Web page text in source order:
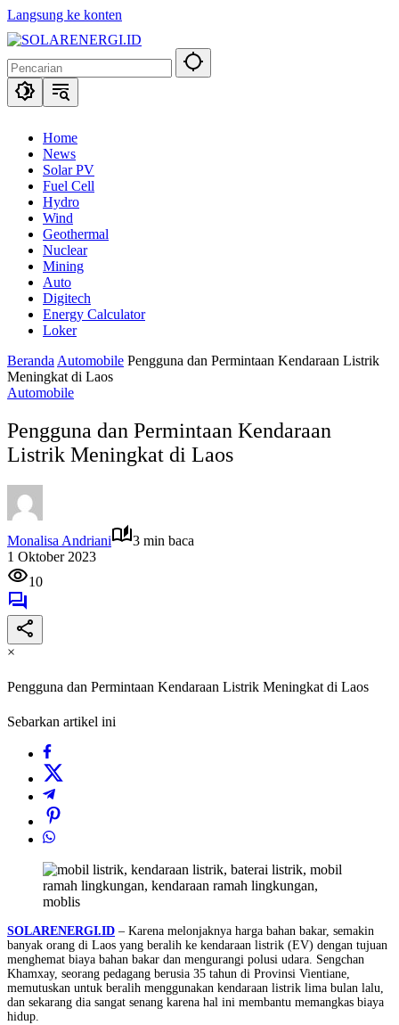
Langsung ke konten
Home
News
Solar PV
Fuel Cell
Hydro
Wind
Geothermal
Nuclear
Mining
Auto
Digitech
Energy Calculator
Loker
Beranda Automobile Pengguna dan Permintaan Kendaraan Listrik
Meningkat di Laos
Automobile
Pengguna dan Permintaan Kendaraan
Listrik Meningkat di Laos
Monalisa Andriani
3 min baca
1 Oktober 2023
10
×
Pengguna dan Permintaan Kendaraan Listrik Meningkat di Laos
Sebarkan artikel ini
SOLARENERGI.ID – Karena melonjaknya harga bahan bakar, semakin
banyak orang di Laos yang beralih ke kendaraan listrik (EV) dengan tujuan
menghemat biaya bahan bakar dan mengurangi polusi udara. Sengchan
Khamxay, seorang pedagang berusia 35 tahun di Provinsi Vientiane,
memutuskan untuk beralih menggunakan kendaraan listrik lima bulan lalu,
dan sekarang dia sangat senang karena hal ini membantu memangkas biaya
hidup.